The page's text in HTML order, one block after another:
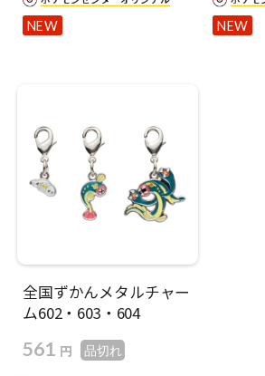
NEW NEW
全国ずかんメタルチャー
ム602・603・604
561 円 品切れ